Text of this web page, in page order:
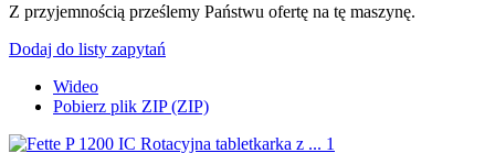
Z przyjemnością prześlemy Państwu ofertę na tę maszynę.
Dodaj do listy zapytań
Wideo
Pobierz plik ZIP (ZIP)